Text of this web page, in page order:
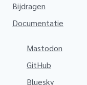
Bijdragen
Documentatie
Mastodon
GitHub
Bluesky